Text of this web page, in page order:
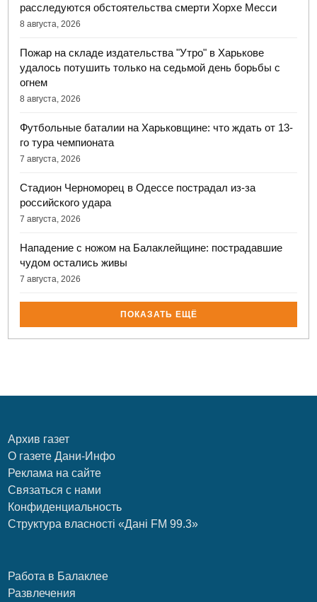
расследуются обстоятельства смерти Хорхе Месси
8 августа, 2026
Пожар на складе издательства "Утро" в Харькове
удалось потушить только на седьмой день борьбы с
огнем
8 августа, 2026
Футбольные баталии на Харьковщине: что ждать от 13-
го тура чемпионата
7 августа, 2026
Стадион Черноморец в Одессе пострадал из-за
российского удара
7 августа, 2026
Нападение с ножом на Балаклейщине: пострадавшие
чудом остались живы
7 августа, 2026
ПОКАЗАТЬ ЕЩЁ
Архив газет
О газете Дани-Инфо
Реклама на сайте
Связаться с нами
Конфиденциальность
Структура власності «Дані FM 99.3»
Работа в Балаклее
Развлечения